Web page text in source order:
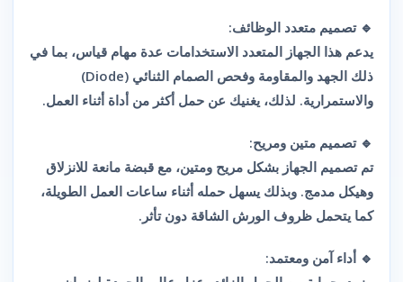
🔹تصميم متعدد الوظائف:
يدعم هذا الجهاز المتعدد الاستخدامات عدة مهام قياس، بما في
ذلك الجهد والمقاومة وفحص الصمام الثنائي (Diode)
والاستمرارية. لذلك، يغنيك عن حمل أكثر من أداة أثناء العمل.
🔹تصميم متين ومريح:
تم تصميم الجهاز بشكل مريح ومتين، مع قبضة مانعة للانزلاق
وهيكل مدمج. وبذلك يسهل حمله أثناء ساعات العمل الطويلة،
كما يتحمل ظروف الورش الشاقة دون تأثر.
🔹 أداء آمن ومعتمد: